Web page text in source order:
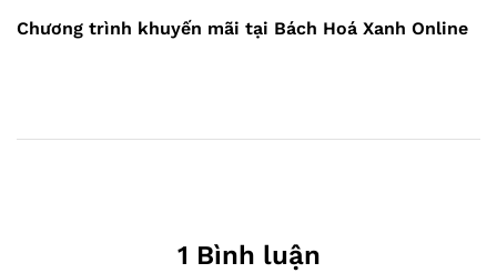
tiếp
Chương trình khuyến mãi tại Bách Hoá Xanh Online
1 Bình luận